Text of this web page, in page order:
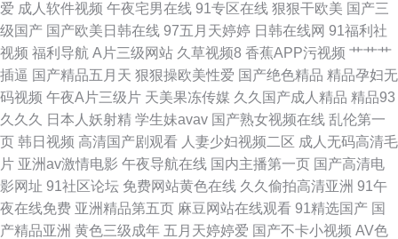
片电影 91大神调教偷偷 豆花官网免费 男人天堂成人AV 亚洲激情导航 俺去
也官网 欧亚性爱
爱 成人软件视频 午夜宅男在线 91专区在线 狠狠干欧美 国产三
级国产 国产欧美日韩在线 97五月天婷婷 日韩在线网 91福利社
视频 福利导航 A片三级网站 久草视频8 香蕉APP污视频 艹艹艹
插逼 国产精品五月天 狠狠操欧美性爱 国产绝色精品 精品孕妇无
码视频 午夜A片三级片 天美果冻传媒 久久国产成人精品 精品93
久久久
日本人妖射精 学生妹avav 国产熟女视频在线 乱伦第一
页 韩日视频 高清国产剧观看 人妻少妇视频二区 成人无码高清毛
片 亚洲av激情电影 午夜导航在线 国内主播第一页 国产高清电
影网址 91社区论坛 免费网站黄色在线 久久偷拍高清亚洲 91午
夜在线免费 亚洲精品第五页 麻豆网站在线观看 91精选国产 国
产精品亚洲 黄色三级成年 五月天婷婷爱 国产不卡小视频 AV色